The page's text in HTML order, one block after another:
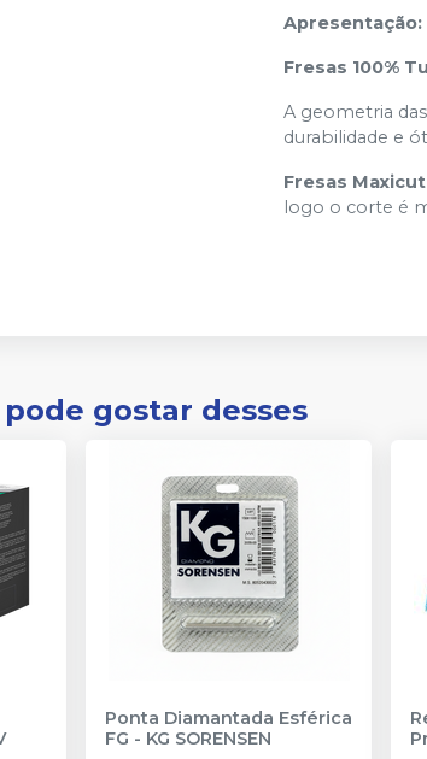
Apresentação:
Fresas 100%
A geometria
durabilidade e
Fresas
logo o corte é
gostar desses
Ponta Diamantada Esférica
FG - KG SORENSEN